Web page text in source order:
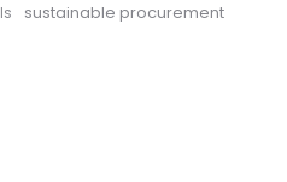
sustainable procurement